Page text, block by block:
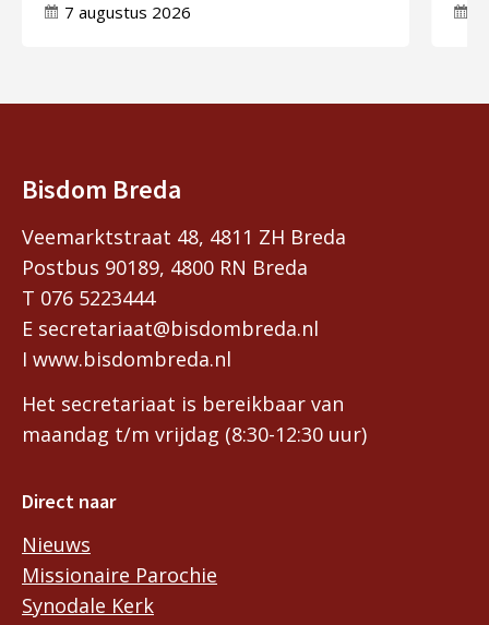
7 augustus 2026
Bisdom Breda
Veemarktstraat 48, 4811 ZH Breda
Postbus 90189, 4800 RN Breda
T 076 5223444
E secretariaat@bisdombreda.nl
I www.bisdombreda.nl
Het secretariaat is bereikbaar van
maandag t/m vrijdag (8:30-12:30 uur)
Direct naar
Nieuws
Missionaire Parochie
Synodale Kerk